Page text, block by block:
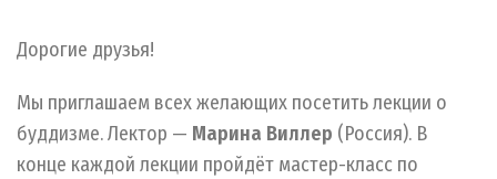
Дорогие друзья!
Мы приглашаем всех желающих посетить лекции о
буддизме. Лектор — Марина Виллер (Россия). В
конце каждой лекции пройдёт мастер-класс по